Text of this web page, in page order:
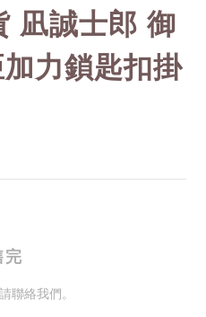
凪誠士郎 御
力鎖匙扣掛
完
聯絡我們。